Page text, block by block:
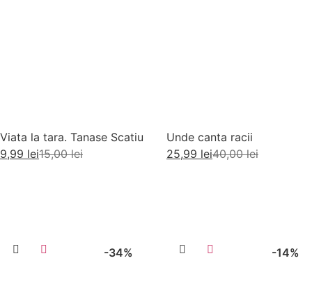
Viata la tara. Tanase Scatiu
15,00lei
9,99 lei
Unde canta racii
40,00lei
25,99 lei
-34% -14%